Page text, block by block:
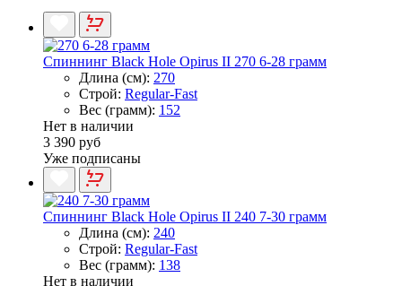
Спиннинг Black Hole Opirus II 270 6-28 грамм
Длина (см): 270
Строй: Regular-Fast
Вес (грамм): 152
Нет в наличии
3 390 руб
Уже подписаны
Спиннинг Black Hole Opirus II 240 7-30 грамм
Длина (см): 240
Строй: Regular-Fast
Вес (грамм): 138
Нет в наличии